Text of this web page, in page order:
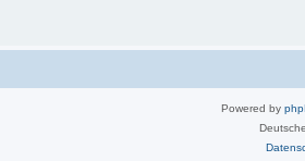
Powered by